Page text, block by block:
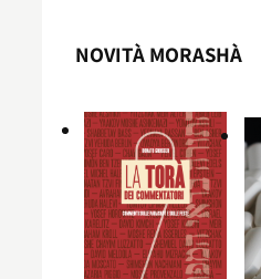
NOVITÀ MORASHÀ